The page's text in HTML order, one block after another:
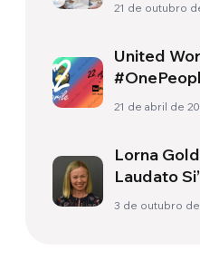
21 de outubro
United
21 de abril de
Lorna
Laudato
uma nova
3 de outubro de